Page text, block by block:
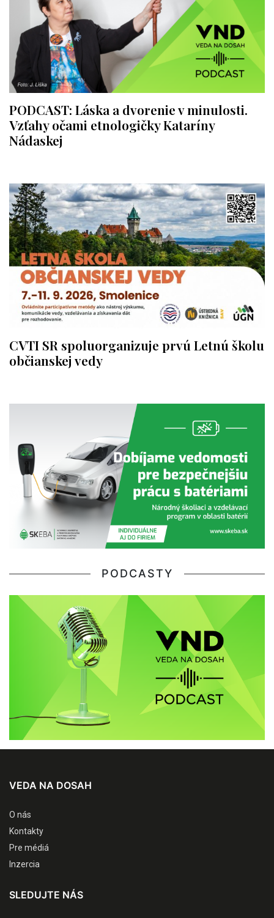
PODCAST: Láska a dvorenie v minulosti.
Vzťahy očami etnologičky Kataríny
Nádaskej
CVTI SR spoluorganizuje prvú Letnú školu
občianskej vedy
PODCASTY
VEDA NA DOSAH
O nás
Kontakty
Pre médiá
Inzercia
SLEDUJTE NÁS